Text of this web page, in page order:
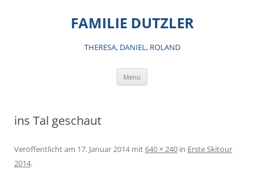
FAMILIE DUTZLER
THERESA, DANIEL, ROLAND
Menü
ins Tal geschaut
Veröffentlicht am 17. Januar 2014mit640 × 240 in Erste Skitour
2014.